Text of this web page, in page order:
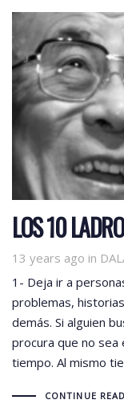
LOS 10
13 years ago in
Tags
1- Deja ir a
problemas,
demás. Si alguien
procura que no sea
tiempo. Al mismo
CONTINUE